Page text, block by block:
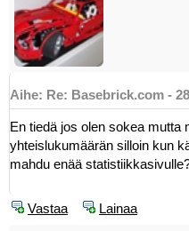
Aihe: Re: Basebrick.com -
En tiedä jos olen sokea mutta
yhteislukumäärän silloin kun
mahdu enää
Vastaa Lainaa